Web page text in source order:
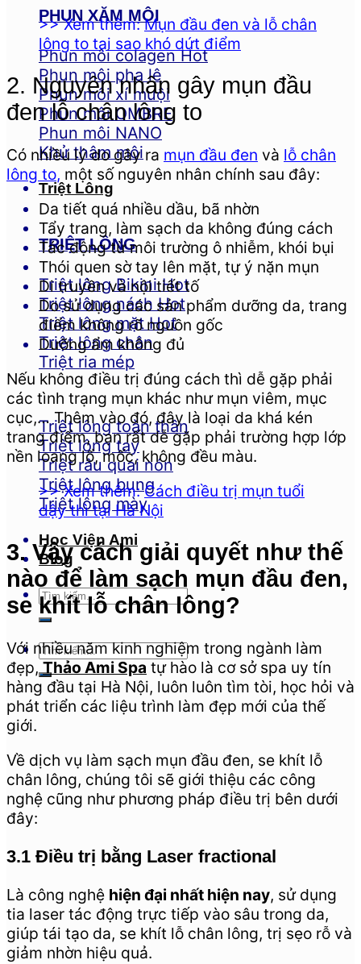
PHUN XĂM MÔI
Phun môi colagen
Phun môi pha lê
Phun môi xí muội
Phun môi OMBRE
Phun môi NANO
Khử thâm môi
Triệt Lông
TRIỆT LÔNG
Triệt lông Bikini
Triệt lông nách
Triệt lông mặt
Triệt lông chân
Triệt ria mép
Triệt lông toàn thân
Triệt lông tay
Triệt râu quai nón
Triệt lông bụng
Triệt lông mày
Học Viện Ami
Blog
>> Xem thêm:Mụn đầu đen và lỗ chân
lông to tại sao khó dứt điểm
2. Nguyên nhân gây mụn đầu
đen lỗ chân lông to
Có nhiều lý do gây ra mụn đầu đen và lỗ chân
lông to, một số nguyên nhân chính sau đây:
Da tiết quá nhiều dầu, bã nhờn
Tẩy trang, làm sạch da không đúng cách
Tác động từ môi trường ô nhiễm, khói bụi
Thói quen sờ tay lên mặt, tự ý nặn mụn
Di truyền và nội tiết tố
Do sử dụng các sản phẩm dưỡng da, trang
điểm không rõ nguồn gốc
Dưỡng ẩm không đủ
Nếu không điều trị đúng cách thì dễ gặp phải
các tình trạng mụn khác như mụn viêm, mục
cục,… Thêm vào đó, đây là loại da khá kén
trang điểm, bạn rất dễ gặp phải trường hợp lớp
nền loang lổ, mốc, không đều màu.
>> Xem thêm:Cách điều trị mụn tuổi
dậy thì tại Hà Nội
3. Vậy cách giải quyết như thế
nào để làm sạch mụn đầu đen,
se khít lỗ chân lông?
Với nhiều năm kinh nghiệm trong ngành làm
đẹp,Thảo Ami Spa tự hào là cơ sở spa uy tín
hàng đầu tại Hà Nội, luôn luôn tìm tòi, học hỏi và
phát triển các liệu trình làm đẹp mới của thế
giới.
Về dịch vụ làm sạch mụn đầu đen, se khít lỗ
chân lông, chúng tôi sẽ giới thiệu các công
nghệ cũng như phương pháp điều trị bên dưới
đây:
3.1 Điều trị bằng Laser fractional
Là công nghệ hiện đại nhất hiện nay, sử dụng
tia laser tác động trực tiếp vào sâu trong da,
giúp tái tạo da, se khít lỗ chân lông, trị sẹo rỗ và
giảm nhờn hiệu quả.